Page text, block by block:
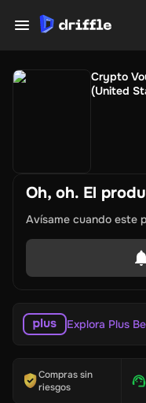
Crypto
(United
Oh, oh. El
Avísame cuando este
Explora Plus
Compras sin
riesgos